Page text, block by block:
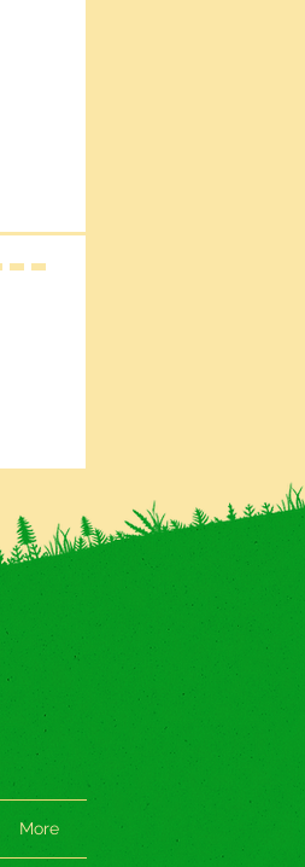
More